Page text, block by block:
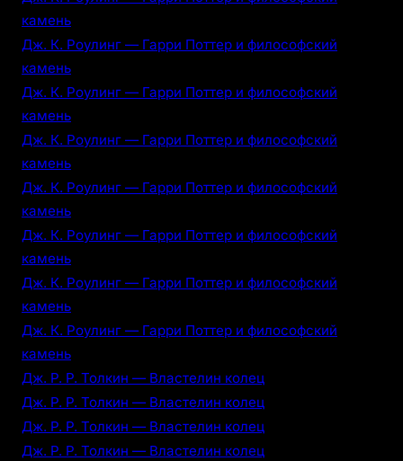
камень
Дж. К. Роулинг — Гарри Поттер и философский
камень
Дж. К. Роулинг — Гарри Поттер и философский
камень
Дж. К. Роулинг — Гарри Поттер и философский
камень
Дж. К. Роулинг — Гарри Поттер и философский
камень
Дж. К. Роулинг — Гарри Поттер и философский
камень
Дж. К. Роулинг — Гарри Поттер и философский
камень
Дж. К. Роулинг — Гарри Поттер и философский
камень
Дж. Р. Р. Толкин — Властелин колец
Дж. Р. Р. Толкин — Властелин колец
Дж. Р. Р. Толкин — Властелин колец
Дж. Р. Р. Толкин — Властелин колец